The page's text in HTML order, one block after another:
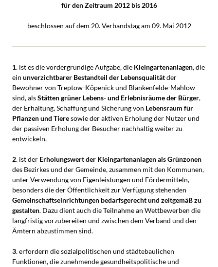
für den Zeitraum 2012 bis 2016
beschlossen auf dem 20. Verbandstag am 09. Mai 2012
1. ist es die vordergründige Aufgabe, die Kleingartenanlagen, die
ein unverzichtbarer Bestandteil der Lebensqualitätder
Bewohner von Treptow-Köpenick und Blankenfelde-Mahlow
sind, alsStätten grüner Lebens- und Erlebnisräumeder Bürger,
der Erhaltung, Schaffung und Sicherung von Lebensraum für
Pflanzen und Tieresowie der aktiven Erholung der Nutzer und
der passiven Erholung der Besucher nachhaltig weiter zu
entwickeln.
2. ist der Erholungswertder Kleingartenanlagen als Grünzonen
des Bezirkes und der Gemeinde, zusammen mit den Kommunen,
unter Verwendung von Eigenleistungen und Fördermitteln,
besonders die der Öffentlichkeit zur Verfügung stehenden
Gemeinschaftseinrichtungen bedarfsgerecht und zeitgemäß zu
gestalten. Dazu dient auch die Teilnahme an Wettbewerben die
langfristig vorzubereiten und zwischen dem Verband und den
Ämtern abzustimmen sind.
3. erfordern die sozialpolitischen und städtebaulichen
Funktionen, die zunehmende gesundheitspolitische und